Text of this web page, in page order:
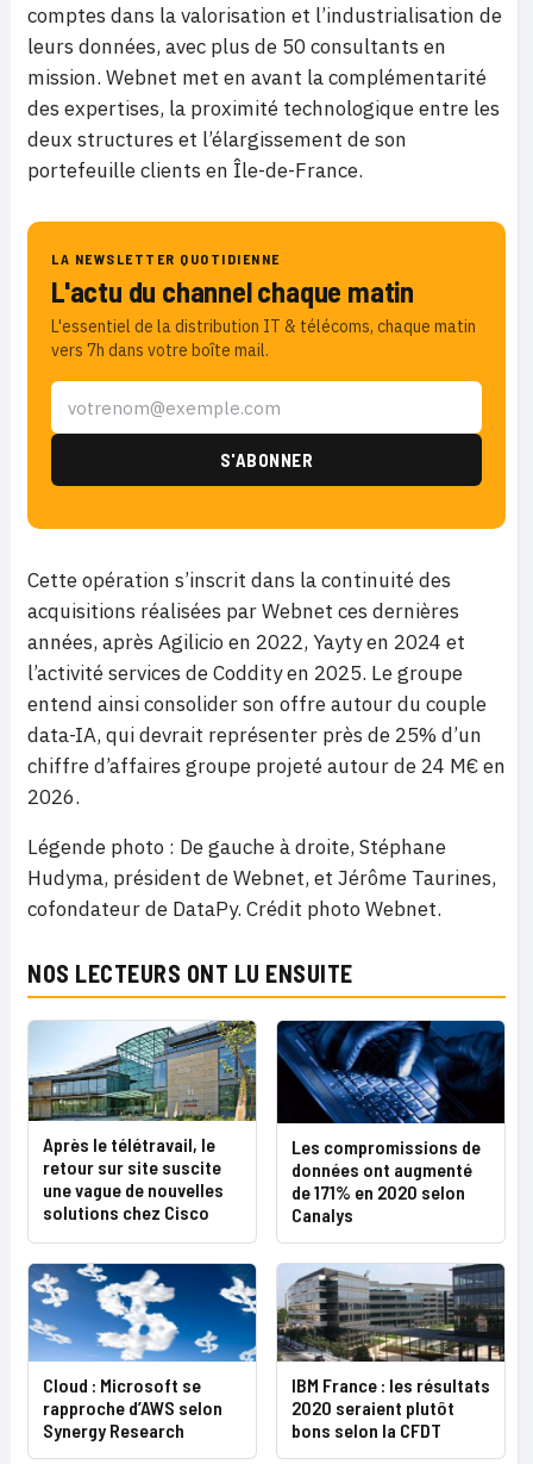
comptes dans la valorisation et l’industrialisation de
leurs données, avec plus de 50 consultants en
mission. Webnet met en avant la complémentarité
des expertises, la proximité technologique entre les
deux structures et l’élargissement de son
portefeuille clients en Île-de-France.
LA NEWSLETTER QUOTIDIENNE
L'actu du channel chaque matin
L'essentiel de la distribution IT & télécoms, chaque matin
vers 7h dans votre boîte mail.
Cette opération s’inscrit dans la continuité des
acquisitions réalisées par Webnet ces dernières
années, après Agilicio en 2022, Yayty en 2024 et
l’activité services de Coddity en 2025. Le groupe
entend ainsi consolider son offre autour du couple
data-IA, qui devrait représenter près de 25% d’un
chiffre d’affaires groupe projeté autour de 24 M€ en
2026.
Légende photo : De gauche à droite, Stéphane
Hudyma, président de Webnet, et Jérôme Taurines,
cofondateur de DataPy. Crédit photo Webnet.
NOS LECTEURS ONT LU ENSUITE
Après le télétravail, le
retour sur site suscite
une vague de nouvelles
solutions chez Cisco
Les compromissions de
données ont augmenté
de 171% en 2020 selon
Canalys
Cloud : Microsoft se
rapproche d’AWS selon
Synergy Research
IBM France : les résultats
2020 seraient plutôt
bons selon la CFDT